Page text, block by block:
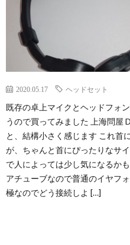
2020.05.17 ヘッドセット
既存の卓上マイクとヘッドフォ
うので買ってみました 上海問屋
と、結構小さく感じます これ首
が、ちゃんと首にぴったりなサ
で人によっては少し気になるか
アチューブなので普通のイヤフ
極なのでどう接続しよ […]